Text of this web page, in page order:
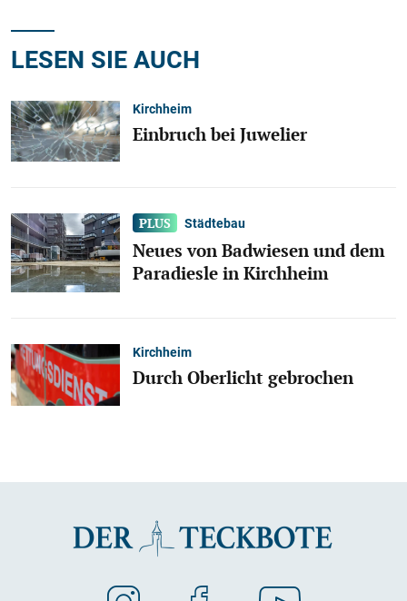
LESEN SIE AUCH
Kirchheim
Einbruch bei Juwelier
Städtebau
Neues von Badwiesen und dem
Paradiesle in Kirchheim
Kirchheim
Durch Oberlicht gebrochen